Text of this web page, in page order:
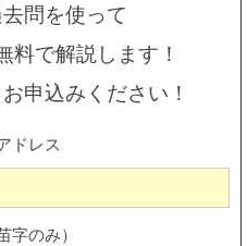
問を使って
料で解説します！
申込みください！
ドレス
字のみ）